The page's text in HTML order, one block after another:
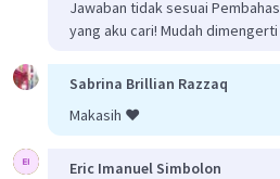
Jawaban tidak sesuai
yang aku cari! Mudah
Sabrina Brillian Razzaq
Makasih ❤️
Eric Imanuel Simbolon